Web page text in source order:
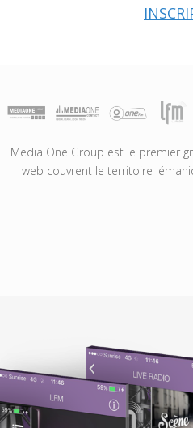
Media One Group est le premier
web couvrent le territoire